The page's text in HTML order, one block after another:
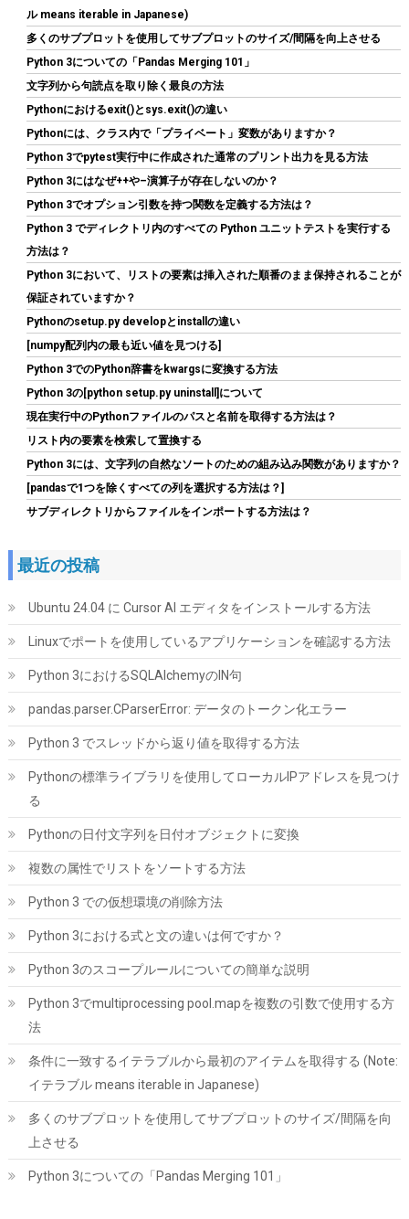
Biwin NV7400 1TB SSD NVMe2.0 M.2 Type 2280 PCIe Gen4×4 最
大読込：7450MB/s (R:7450MB/s、W:6500MB/s) 内蔵SSD 高耐
久 PS5/PS5 Pro動作確認済み メーカー5年保証
(546827) GBP 134.59 (2026-08-09 04:05 GMT +09:00 時点 -
こちら)
CORSAIR RM850e 2025モデル PC電源ユニット 850W PCIE 5.1 対
応 80PLUS Gold認証 ATX 3.1 認証済 フルモジュラー 12V-2x6 ケ
ーブル付属 CP-9020296-JP
(54474) GBP 72.78 (2026-08-09 04:05 GMT +09:00 時点 -詳細はこ
ちら)
ST8000DM004
( 5424024 GBP 211.55 (2026-08-09 04:05 GMT +09:00 時点 -
はこちら)
玄人志向 電源ユニット 600W ATX 電源 80 PLUS スタンダード PC
電源 12cm静音ファン KRPW-L5-600W/80+/REV2.0
( 542183) GBP 17.62 (2026-08-09 04:05 GMT +09:00 時点 -詳細は
こちら
ル means iterable in Japanese)
多くのサブプロットを使用してサブプロットのサイズ/間隔を向上させる
Python 3についての「Pandas Merging 101」
文字列から句読点を取り除く最良の方法
Pythonにおけるexit()とsys.exit()の違い
Pythonには、クラス内で「プライベート」変数がありますか？
Python 3でpytest実行中に作成された通常のプリント出力を見る方法
Python 3にはなぜ++や–演算子が存在しないのか？
Python 3でオプション引数を持つ関数を定義する方法は？
Python 3 でディレクトリ内のすべての Python ユニットテストを実行する
方法は？
Python 3において、リストの要素は挿入された順番のまま保持されることが
保証されていますか？
Pythonのsetup.py developとinstallの違い
[numpy配列内の最も近い値を見つける]
Python 3でのPython辞書をkwargsに変換する方法
Python 3の[python setup.py uninstall]について
現在実行中のPythonファイルのパスと名前を取得する方法は？
リスト内の要素を検索して置換する
Python 3には、文字列の自然なソートのための組み込み関数がありますか？
[pandasで1つを除くすべての列を選択する方法は？]
サブディレクトリからファイルをインポートする方法は？
最近の投稿
Ubuntu 24.04 に Cursor AI エディタをインストールする方法
Linuxでポートを使用しているアプリケーションを確認する方法
Python 3におけるSQLAlchemyのIN句
pandas.parser.CParserError: データのトークン化エラー
Python 3 でスレッドから返り値を取得する方法
Pythonの標準ライブラリを使用してローカルIPアドレスを見つけ
る
Pythonの日付文字列を日付オブジェクトに変換
複数の属性でリストをソートする方法
Python 3 での仮想環境の削除方法
Python 3における式と文の違いは何ですか？
Python 3のスコープルールについての簡単な説明
Python 3でmultiprocessing pool.mapを複数の引数で使用する方
法
条件に一致するイテラブルから最初のアイテムを取得する (Note:
イテラブル means iterable in Japanese)
多くのサブプロットを使用してサブプロットのサイズ/間隔を向
上させる
Python 3についての「Pandas Merging 101」